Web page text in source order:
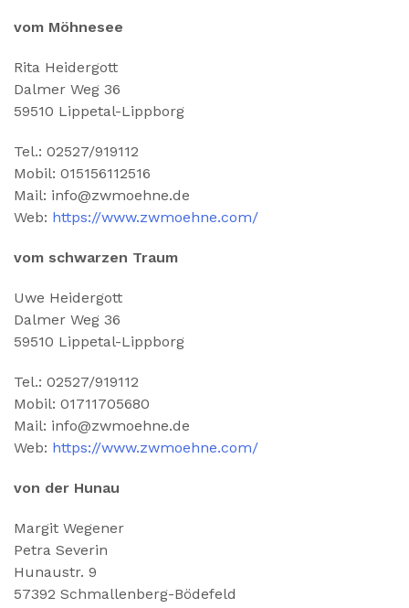
vom Möhnesee
Rita Heidergott
Dalmer Weg 36
59510 Lippetal-Lippborg
Tel.: 02527/919112
Mobil: 015156112516
Mail: info@zwmoehne.de
Web: https://www.zwmoehne.com/
vom schwarzen Traum
Uwe Heidergott
Dalmer Weg 36
59510 Lippetal-Lippborg
Tel.: 02527/919112
Mobil: 01711705680
Mail: info@zwmoehne.de
Web: https://www.zwmoehne.com/
von der Hunau
Margit Wegener
Petra Severin
Hunaustr. 9
57392 Schmallenberg-Bödefeld